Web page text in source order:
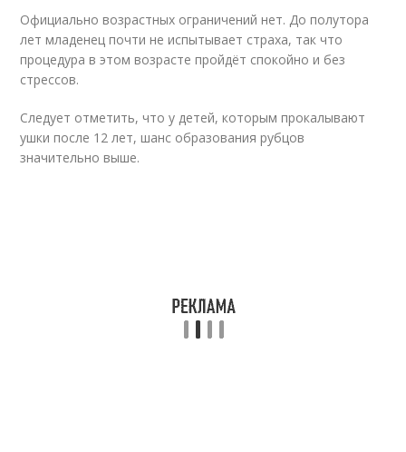
Официально возрастных ограничений нет. До полутора
лет младенец почти не испытывает страха, так что
процедура в этом возрасте пройдёт спокойно и без
стрессов.
Следует отметить, что у детей, которым прокалывают
ушки после 12 лет, шанс образования рубцов
значительно выше.